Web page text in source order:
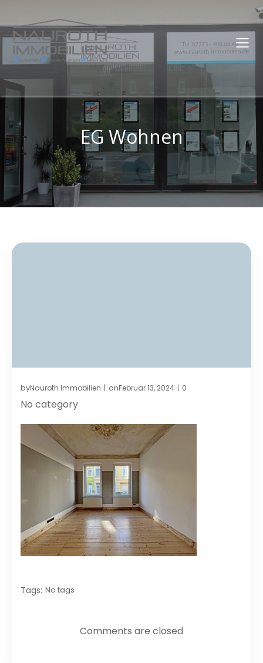
EG Wohnen
byNauroth Immobilien | onFebruar 13, 2024 | 0
No category
Tags: No tags
Comments are closed